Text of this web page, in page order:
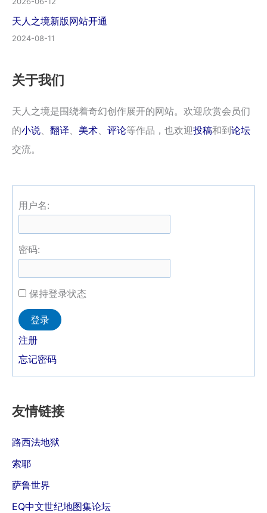
天人之境新版网站开通
2024-08-11
关于我们
天人之境是围绕着奇幻创作展开的网站。欢迎欣赏会员们
的小说、 翻译、 美术、 评论等作品，也欢迎投稿和到论坛
交流。
用户名:
密码:
保持登录状态
Alternative:
登录
注册
忘记密码
友情链接
路西法地狱
索耶
萨鲁世界
EQ中文世纪地图集论坛